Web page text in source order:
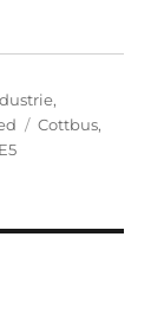
,
Schlagwörter
Cottbus,